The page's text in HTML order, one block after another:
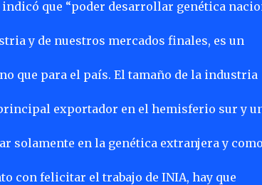
que “poder desarrollar genética
y de nuestros mercados finales, es un
que para el país. El tamaño de la industria
exportador en el hemisferio sur y
solamente en la genética extranjera y como
con felicitar el trabajo de INIA, hay que